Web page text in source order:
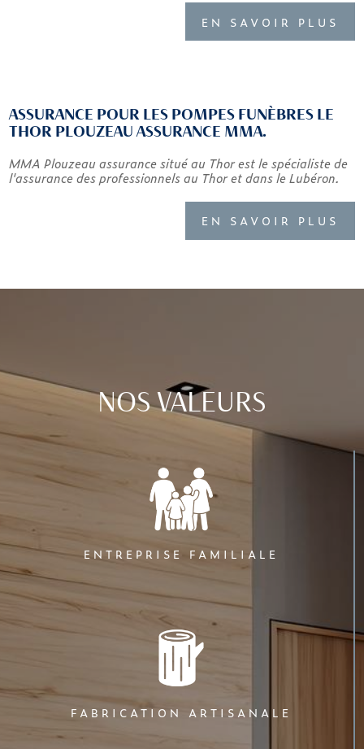
EN SAVOIR PLUS
ASSURANCE POUR LES POMPES FUNÈBRES LE
THOR PLOUZEAU ASSURANCE MMA.
MMA Plouzeau assurance situé au Thor est le spécialiste de
l'assurance des professionnels au Thor et dans le Lubéron.
EN SAVOIR PLUS
ENTREPRISE FAMILIALE
FABRICATION ARTISANALE
NOS VALEURS